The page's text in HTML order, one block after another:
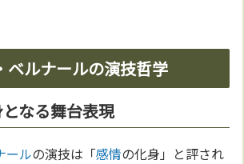
ベルナールの演技哲学
なる舞台表現
ールの演技は「感情の化身」と評され